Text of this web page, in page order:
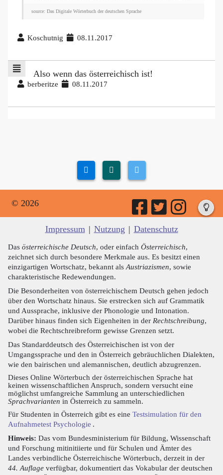
source: Das Digitale Wörterbuch der deutschen Sprache
Koschutnig 08.11.2017
Also wenn das österreichisch ist!
berberitze 08.11.2017
© 2026
Impressum | Nutzung | Datenschutz
Das österreichische Deutsch, oder einfach Österreichisch,
zeichnet sich durch besondere Merkmale aus. Es besitzt einen
einzigartigen Wortschatz, bekannt als Austriazismen, sowie
charakteristische Redewendungen.
Die Besonderheiten von österreichischem Deutsch gehen jedoch
über den Wortschatz hinaus. Sie erstrecken sich auf Grammatik
und Aussprache, inklusive der Phonologie und Intonation.
Darüber hinaus finden sich Eigenheiten in der Rechtschreibung,
wobei die Rechtschreibreform gewisse Grenzen setzt.
Das Standarddeutsch des Österreichischen ist von der
Umgangssprache und den in Österreich gebräuchlichen Dialekten,
wie den bairischen und alemannischen, deutlich abzugrenzen.
Dieses Online Wörterbuch der österreichischen Sprache hat
keinen wissenschaftlichen Anspruch, sondern versucht eine
möglichst umfangreiche Sammlung an unterschiedlichen
Sprachvarianten in Österreich zu sammeln.
Für Studenten in Österreich gibt es eine Testsimulation für den
Aufnahmetest Psychologie .
Hinweis: Das vom Bundesministerium für Bildung, Wissenschaft
und Forschung mitinitiierte und für Schulen und Ämter des
Landes verbindliche Österreichische Wörterbuch, derzeit in der
44. Auflage verfügbar, dokumentiert das Vokabular der deutschen